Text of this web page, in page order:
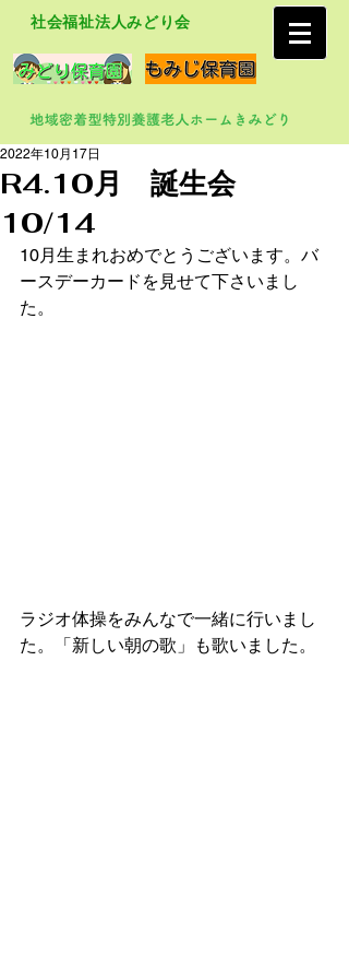
社会福祉法人みどり会
R4.10月 誕生会
10/14
2022年10月17日
10月生まれおめでとうございます。バ
ースデーカードを見せて下さいまし
た。
ラジオ体操をみんなで一緒に行いまし
た。「新しい朝の歌」も歌いました。